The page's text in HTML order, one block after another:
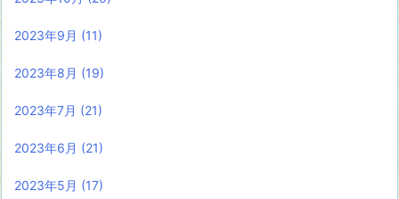
2023年9月 (11)
2023年8月 (19)
2023年7月 (21)
2023年6月 (21)
2023年5月 (17)